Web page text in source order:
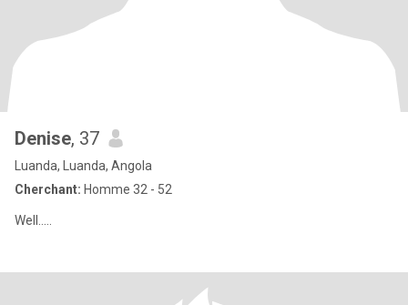
Denise, 37
Luanda, Luanda, Angola
Cherchant: Homme 32 - 52
Well.....